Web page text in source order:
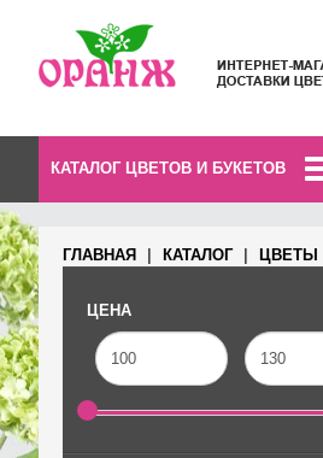
КАТАЛОГ ЦВЕТОВ И БУКЕТОВ
ГЛАВНАЯ КАТАЛОГ ЦВЕТЫ
ЦЕНА